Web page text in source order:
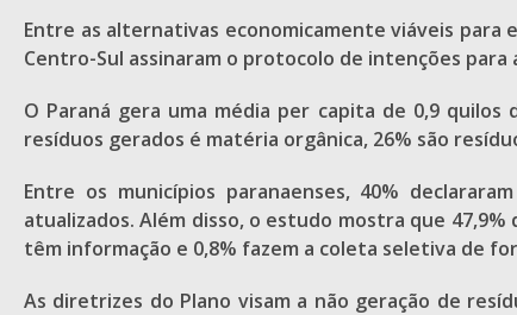
Entre as alternativas economicamente viáveis para
Centro-Sul assinaram o protocolo de intenções
O Paraná gera uma média per capita de 0,9
resíduos gerados é matéria orgânica, 26% são
Entre os municípios paranaenses, 40%
atualizados. Além disso, o estudo mostra que
têm informação e 0,8% fazem a coleta seletiva de
As diretrizes do Plano visam a não geração de